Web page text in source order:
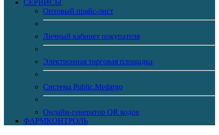
CЕРВИСЫ
Оптовый прайс-лист
Личный кабинет покупателя
Электронная торговая площадка
Система Public.Medargo
Онлайн-генератор QR кодов
ФАРМКОНТРОЛЬ